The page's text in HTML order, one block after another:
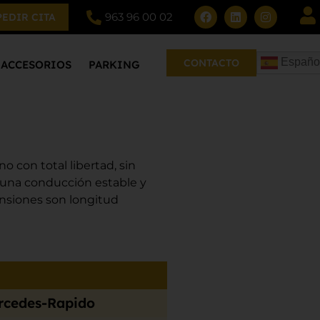
CITA 963 96 00 02
ACCESORIOS PARKING CONTACTO
con total libertad, sin
conducción estable y
son longitud
Rapido